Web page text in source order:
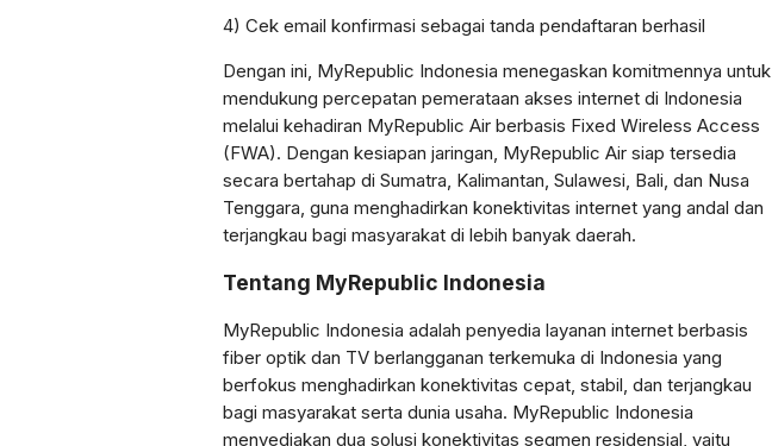
4) Cek email konfirmasi sebagai tanda pendaftaran berhasil
Dengan ini, MyRepublic Indonesia menegaskan komitmennya untuk
mendukung percepatan pemerataan akses internet di Indonesia
melalui kehadiran MyRepublic Air berbasis Fixed Wireless Access
(FWA). Dengan kesiapan jaringan, MyRepublic Air siap tersedia
secara bertahap di Sumatra, Kalimantan, Sulawesi, Bali, dan Nusa
Tenggara, guna menghadirkan konektivitas internet yang andal dan
terjangkau bagi masyarakat di lebih banyak daerah.
Tentang MyRepublic Indonesia
MyRepublic Indonesia adalah penyedia layanan internet berbasis
fiber optik dan TV berlangganan terkemuka di Indonesia yang
berfokus menghadirkan konektivitas cepat, stabil, dan terjangkau
bagi masyarakat serta dunia usaha. MyRepublic Indonesia
menyediakan dua solusi konektivitas segmen residensial, yaitu